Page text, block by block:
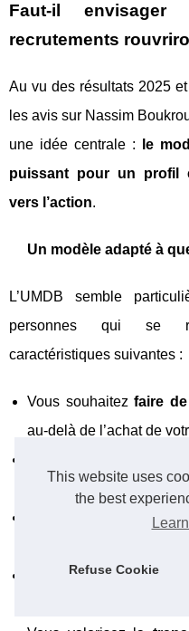
This website uses
the best
Refuse Cookie
Faut‑il envisager
recrutements
Au vu des résultats 2025
les avis sur Nassim
une idée centrale :
le
puissant pour un profil
vers l’action.
Un modèle adapté à
L’UMDB semble
personnes qui se
caractéristiques suivantes :
Vous souhaitezfaire
au‑delà de l’achat de
pas simplement à «
Vous disposez d’une
Vous êtes attiré par le